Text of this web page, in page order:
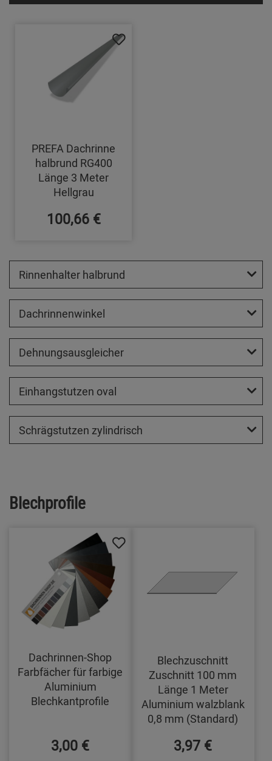
PREFA Dachrinne
halbrund RG400
Länge 3 Meter
Hellgrau
100,66 €
Rinnenhalter halbrund
Dachrinnenwinkel
Dehnungsausgleicher
Einhangstutzen oval
Schrägstutzen zylindrisch
Blechprofile
Dachrinnen-Shop
Farbfächer für farbige
Aluminium
Blechkantprofile
3,00 €
Blechzuschnitt
Zuschnitt 100 mm
Länge 1 Meter
Aluminium walzblank
0,8 mm (Standard)
3,97 €